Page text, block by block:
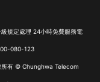
規定處理 24小時免費服務電
080-123
所有 © Chunghwa Telecom